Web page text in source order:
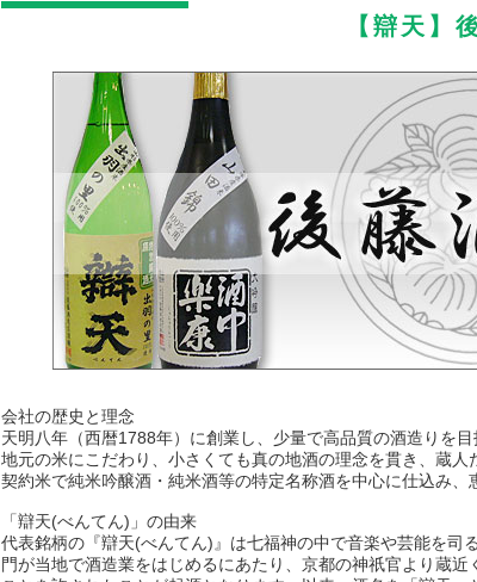
【辯天】
会社の歴史と理念
天明八年（西暦1788年）に創業し、少量で高品質の酒造りを目
地元の米にこだわり、小さくても真の地酒の理念を貫き、蔵人
契約米で純米吟醸酒・純米酒等の特定名称酒を中心に仕込み、
「辯天(べんてん)」の由来
代表銘柄の『辯天(べんてん)』は七福神の中で音楽や芸能を
門が当地で酒造業をはじめるにあたり、京都の神祇官より蔵